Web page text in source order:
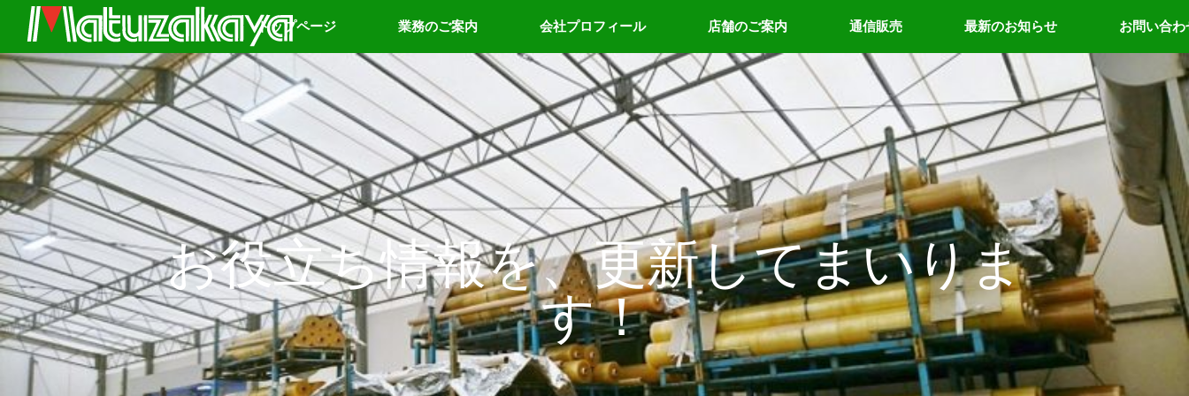
トップページ 業務のご案内 会社プロフィール 店舗のご案内 通信販売 最新のお知らせ お問い合わ
お役立ち情報を、更新してまいりま
す！